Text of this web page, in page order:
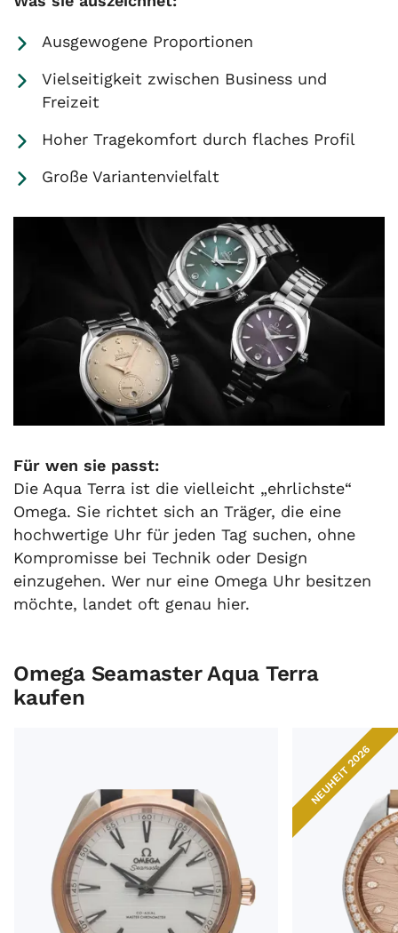
Ausgewogene Proportionen
Vielseitigkeit zwischen Business und
Freizeit
Hoher Tragekomfort durch flaches Profil
Große Variantenvielfalt
Für wen sie passt:
Die Aqua Terra ist die vielleicht „ehrlichste“
Omega. Sie richtet sich an Träger, die eine
hochwertige Uhr für jeden Tag suchen, ohne
Kompromisse bei Technik oder Design
einzugehen. Wer nur eine Omega Uhr besitzen
möchte, landet oft genau hier.
Omega Seamaster Aqua Terra
kaufen
Omega Seamaster Aqua Terra Ref.220.22.41.21.02.001
NEUHEIT 2026
Omega